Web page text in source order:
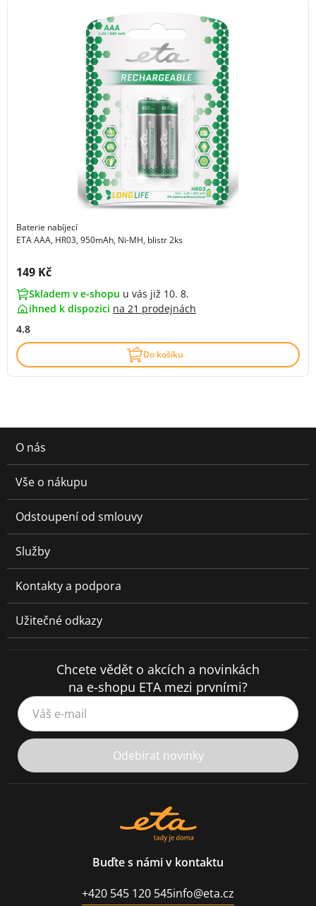
Baterie nabíjecí
ETA AAA, HR03, 950mAh, Ni-MH, blistr 2ks
Cena s DPH:
149 Kč
Skladem v e-shopu u vás již 10. 8.
ihned k dispozici na 21 prodejnách
4.8
Do košíku
O nás
Vše o nákupu
Odstoupení od smlouvy
Služby
Kontakty a podpora
Užitečné odkazy
Chcete vědět o akcích a novinkách
na e-shopu ETA mezi prvními?
Váš e-mail
Odebírat novinky
Buďte s námi v kontaktu
+420 545 120 545info@eta.cz